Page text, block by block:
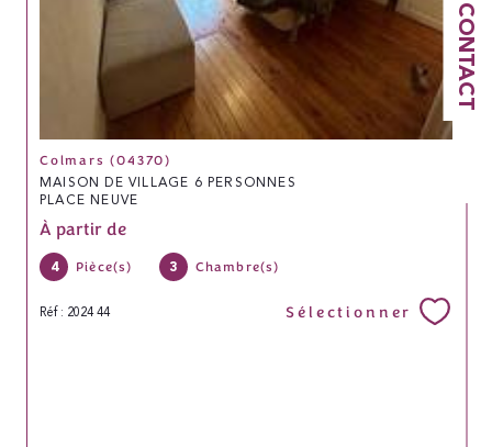
CONTACT
Colmars (04370)
MAISON DE VILLAGE 6 PERSONNES
PLACE NEUVE
À partir de
4 Pièce(s) 3 Chambre(s)
Réf : 2024 44 Sélectionner